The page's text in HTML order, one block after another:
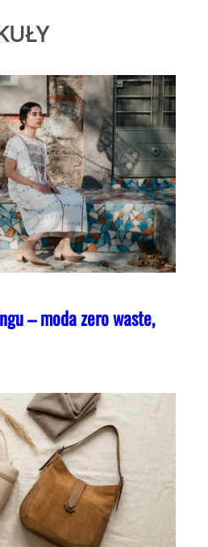
– moda zero waste,